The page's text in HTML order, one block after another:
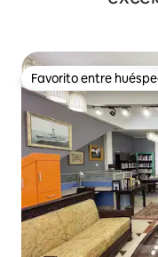
Favorito entre
Favorito entre